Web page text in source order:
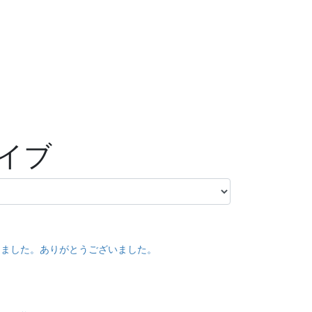
ブ
した。ありがとうございました。